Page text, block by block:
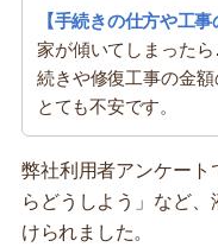
【手続きの仕方や工
家が傾いてしまった
続きや修復工事の金
とても不安です。
弊社利用者アンケート
らどうしよう」など
けられました。